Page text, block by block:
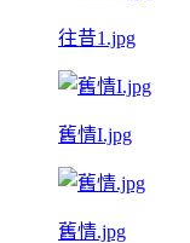
往昔1.jpg
舊情I.jpg
舊情.jpg